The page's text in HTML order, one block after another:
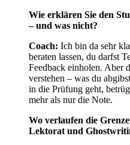
Wie erklären Sie den
– und was nicht?
Coach: Ich bin da sehr
beraten lassen, du darfst
Feedback einholen. Aber
verstehen – was du
in die Prüfung geht,
mehr als nur die Note.
Wo verlaufen die
Lektorat und